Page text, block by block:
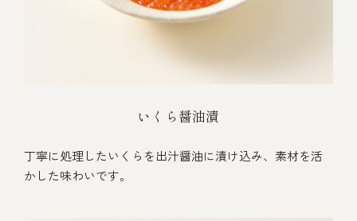
いくら醤油漬
丁寧に処理したいくらを出汁醤油に漬け込み、素材を活
かした味わいです。